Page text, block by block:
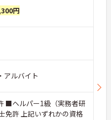
円
アルバイト
■ヘルパー1級（実務者研
免許 上記いずれかの資格